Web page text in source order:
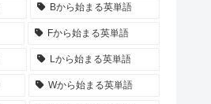
Bから始まる英単語
Fから始まる英単語
Lから始まる英単語
Wから始まる英単語